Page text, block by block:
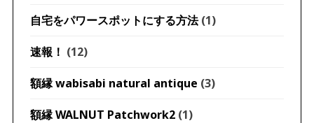
自宅をパワースポットにする方法(1)
速報！ (12)
額縁 wabisabi natural antique (3)
額縁 WALNUT Patchwork2(1)